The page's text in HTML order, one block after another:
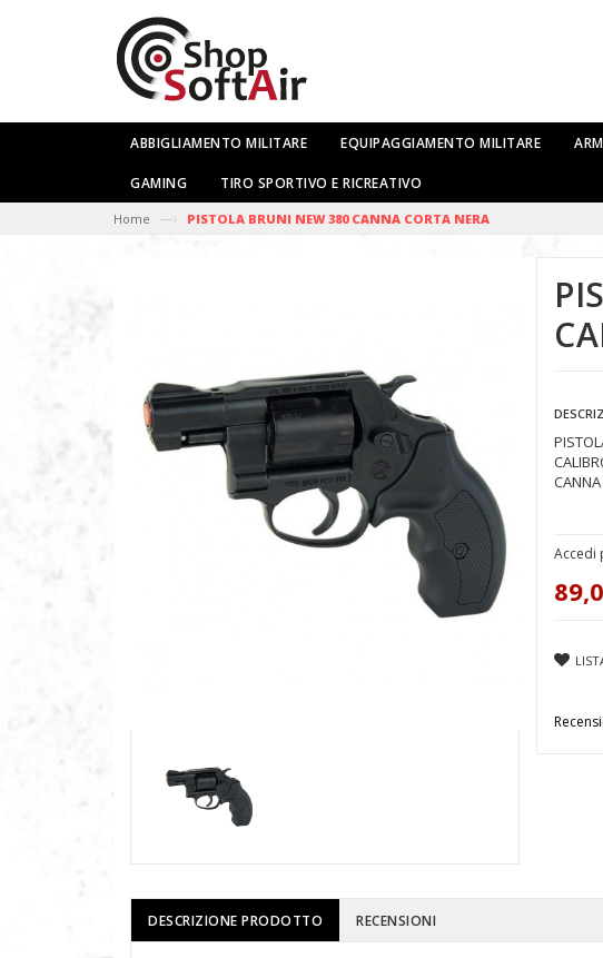
ABBIGLIAMENTO MILITARE EQUIPAGGIAMENTO MILITARE
GAMING TIRO SPORTIVO E RICREATIVO
Home —› PISTOLA BRUNI NEW 380 CANNA CORTA NERA
Accedi
DESCRIZIONE PRODOTTO RECENSIONI